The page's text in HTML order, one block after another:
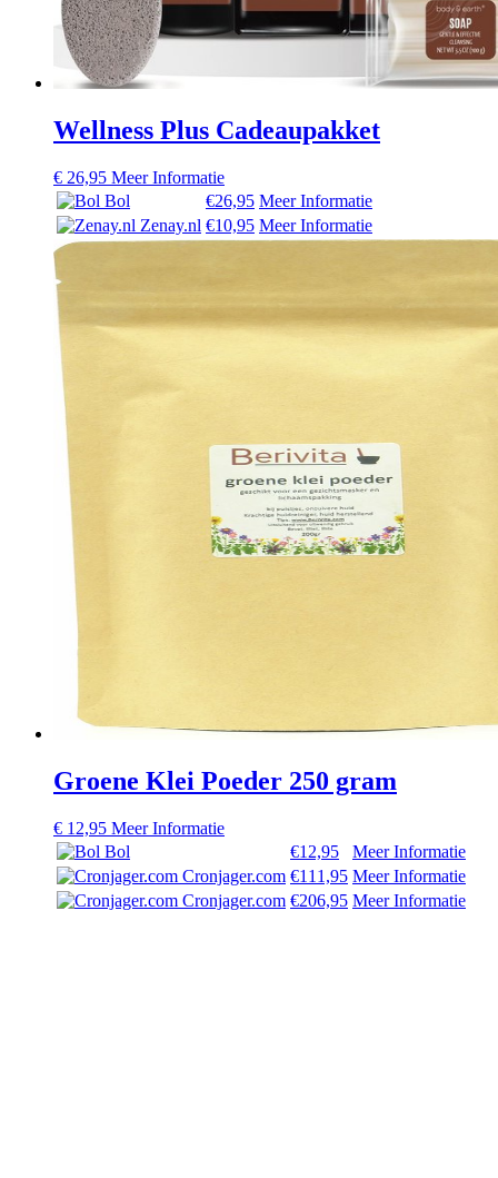
Wellness Plus Cadeaupakket
€ 26,95 Meer Informatie
Bol
€26,95 Meer Informatie
Zenay.nl €10,95 Meer Informatie
Groene Klei Poeder 250 gram
€ 12,95 Meer Informatie
Bol
€12,95
Meer Informatie
Cronjager.com €111,95 Meer Informatie
Cronjager.com €206,95 Meer Informatie